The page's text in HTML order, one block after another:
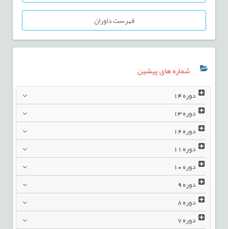
فهرست داوران
شماره های پیشین
دوره14
دوره13
دوره12
دوره11
دوره10
دوره9
دوره8
دوره7